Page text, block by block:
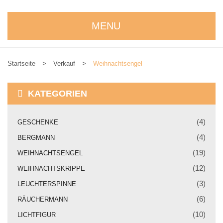
MENU
NEUIGKEITEN
Startseite > Verkauf > Weihnachtsengel
KATEGORIEN
GESCHENKE (4)
BERGMANN (4)
WEIHNACHTSENGEL (19)
WEIHNACHTSKRIPPE (12)
LEUCHTERSPINNE (3)
RÄUCHERMANN (6)
LICHTFIGUR (10)